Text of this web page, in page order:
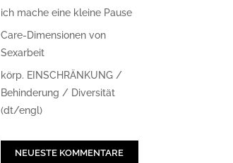
ich mache eine kleine Pause
Care-Dimensionen von
Sexarbeit
körp. EINSCHRÄNKUNG /
Behinderung / Diversität
(dt/engl)
NEUESTE KOMMENTARE